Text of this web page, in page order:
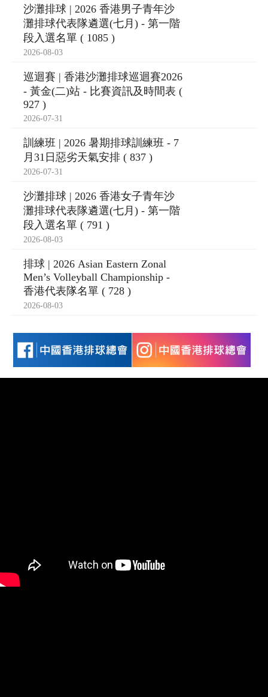
沙灘排球 | 2026 香港男子青年沙
灘排球代表隊遴選(七月) - 第一階
段入選名單 ( 1085 )
2026-08-03
巡迴賽 | 香港沙灘排球巡迴賽2026
- 黃金(二)站 - 比賽資訊及時間表 (
927 )
2026-07-31
訓練班 | 2026 暑期排球訓練班 - 7
月31日惡劣天氣安排 ( 837 )
2026-07-31
沙灘排球 | 2026 香港女子青年沙
灘排球代表隊遴選(七月) - 第一階
段入選名單 ( 791 )
2026-08-03
排球 | 2026 Asian Eastern Zonal
Men’s Volleyball Championship -
香港代表隊名單 ( 728 )
2026-08-03